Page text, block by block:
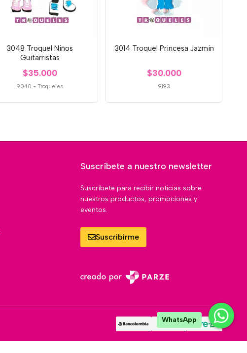
3048 Troquel Niños
Guitarristas
$35.000
9040 -Troqueles
3014 Troquel Princesa Jazmin
$30.000
9193
Suscríbete a nuestro newsletter
Suscríbete para recibir noticias sobre
nuestros productos, promociones y
eventos.
Suscribirme
WhatsApp